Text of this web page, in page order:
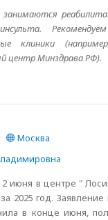
клиники
центр Минздрава РФ).
Москва
июня в центре "
2025 год.
в конце июня,